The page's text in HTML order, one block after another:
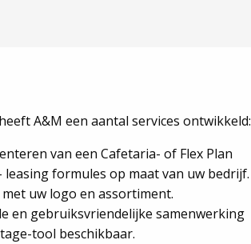
A&M een aantal services ontwikkeld:
van een Cafetaria- of Flex Plan
formules op maat van uw bedrijf.
uw logo en assortiment.
en gebruiksvriendelijke samenwerking
tool beschikbaar.